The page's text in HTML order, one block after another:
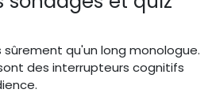
sûrement qu'un long monologue.
des interrupteurs cognitifs